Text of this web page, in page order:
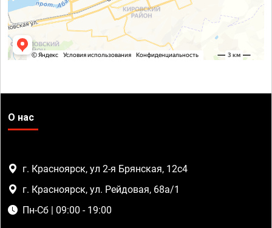
О нас
г. Красноярск, ул 2-я Брянская, 12с4
г. Красноярск, ул. Рейдовая, 68а/1
Пн-Сб | 09:00 - 19:00